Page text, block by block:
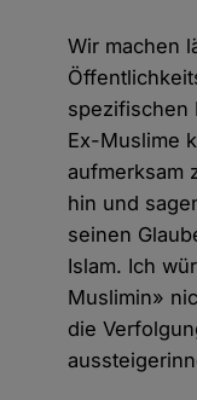
Wir machen
spezifischen
Ex-Muslime
aufmerksam
hin und
seinen
Islam. Ich
Muslimin»
die